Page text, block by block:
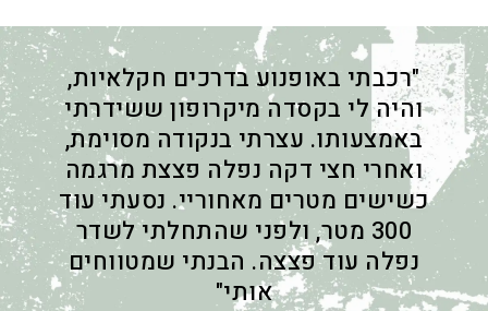
"רכבתי באופנוע בדרכים חקלאיות,
והיה לי בקסדה מיקרופון ששידרתי
באמצעותו. עצרתי בנקודה מסוימת,
ואחרי חצי דקה נפלה פצצת מרגמה
כשישים מטרים מאחוריי. נסעתי עוד
300 מטר, ולפני שהתחלתי לשדר
נפלה עוד פצצה. הבנתי שמטווחים
אותי"